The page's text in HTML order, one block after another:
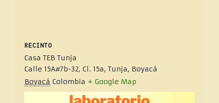
RECINTO
Casa TEB Tunja
Calle 15A#7b-32, Cl. 15a, Tunja, Boyacá
Boyacá Colombia + Google Map